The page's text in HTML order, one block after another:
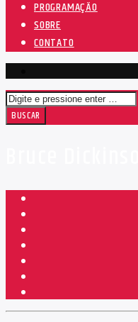
PROGRAMAÇÃO
SOBRE
CONTATO